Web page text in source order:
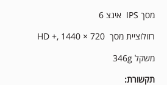
מסך IPS אינצ 6
רזולוציית מסך HD +, 1440 × 720
משקל 346g
תקשורת: